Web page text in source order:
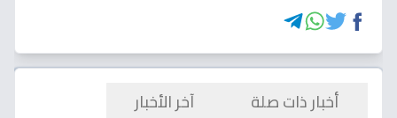
أخبار ذات صلة آخر الأخبار